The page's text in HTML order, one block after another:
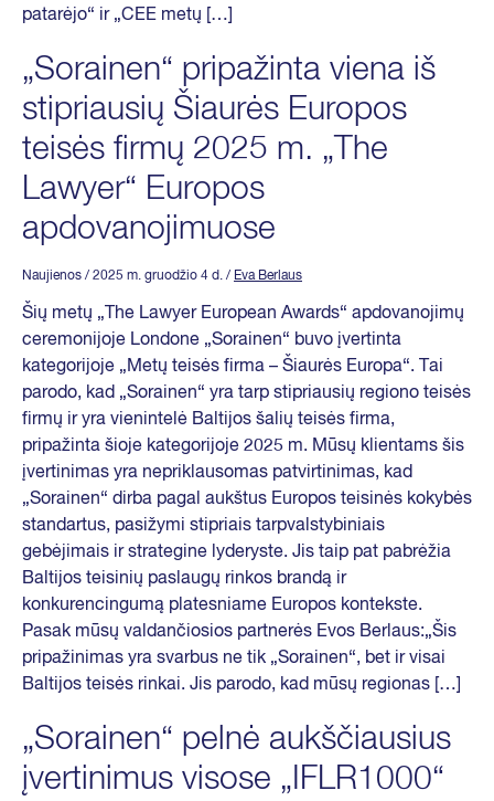
patarėjo“ ir „CEE metų […]
„Sorainen“ pripažinta viena iš
stipriausių Šiaurės Europos
teisės firmų 2025 m. „The
Lawyer“ Europos
apdovanojimuose
Naujienos / 2025 m. gruodžio 4 d. / Eva Berlaus
Šių metų „The Lawyer European Awards“ apdovanojimų
ceremonijoje Londone „Sorainen“ buvo įvertinta
kategorijoje „Metų teisės firma – Šiaurės Europa“. Tai
parodo, kad „Sorainen“ yra tarp stipriausių regiono teisės
firmų ir yra vienintelė Baltijos šalių teisės firma,
pripažinta šioje kategorijoje 2025 m. Mūsų klientams šis
įvertinimas yra nepriklausomas patvirtinimas, kad
„Sorainen“ dirba pagal aukštus Europos teisinės kokybės
standartus, pasižymi stipriais tarpvalstybiniais
gebėjimais ir strategine lyderyste. Jis taip pat pabrėžia
Baltijos teisinių paslaugų rinkos brandą ir
konkurencingumą platesniame Europos kontekste.
Pasak mūsų valdančiosios partnerės Evos Berlaus:„Šis
pripažinimas yra svarbus ne tik „Sorainen“, bet ir visai
Baltijos teisės rinkai. Jis parodo, kad mūsų regionas […]
„Sorainen“ pelnė aukščiausius
įvertinimus visose „IFLR1000“